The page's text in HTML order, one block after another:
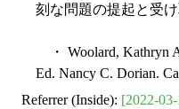
刻な問題の提起と受け
・ Woolard, Kathryn
Ed. Nancy C. Dorian.
Referrer (Inside): [2022-